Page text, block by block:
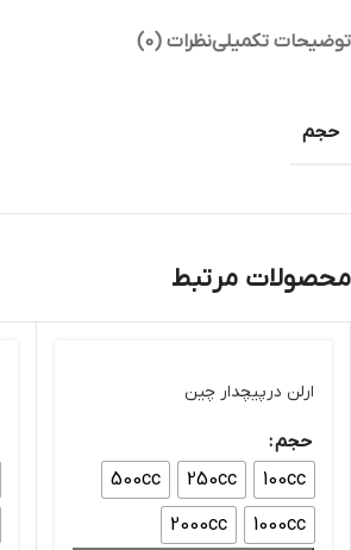
توضیحات تکمیلینظرات (0)
حجم
محصولات مرتبط
ارلن درپیچدار چین
حجم
100cc
250cc
500cc
1000cc
2000cc